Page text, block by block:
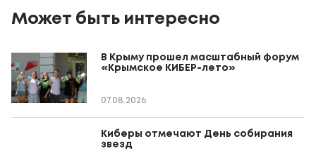
Может быть интересно
В Крыму прошел масштабный форум
«Крымское КИБЕР-лето»
07.08.2026
Киберы отмечают День собирания
звезд